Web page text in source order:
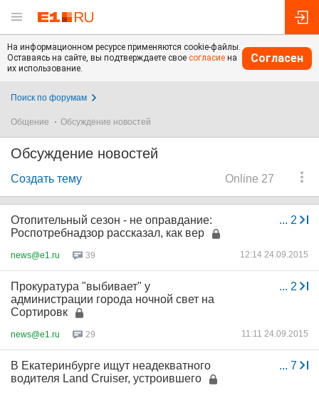
На информационном ресурсе применяются cookie-файлы.
Оставаясь на сайте, вы подтверждаете свое согласие на
их использование.
Согласен
Поиск по форумам
Общение Обсуждение новостей
Обсуждение новостей
Online 27
Создать тему
... 2
Отопительный сезон - не оправдание:
Роспотребнадзор рассказал, как вер
news@e1.ru 39 12:14 24.09.2015
... 2
Прокуратура "выбивает" у
администрации города ночной свет на
Сортировк
news@e1.ru 29 11:11 24.09.2015
... 7
В Екатеринбурге ищут неадекватного
водителя Land Cruiser, устроившего